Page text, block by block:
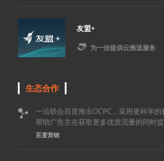
友盟+
 为一洽提供云推送服务
生态合作

一洽联合百度推出OCPC，采用更科学
帮助广告主在获取更多优质流量的同时提
百度营销